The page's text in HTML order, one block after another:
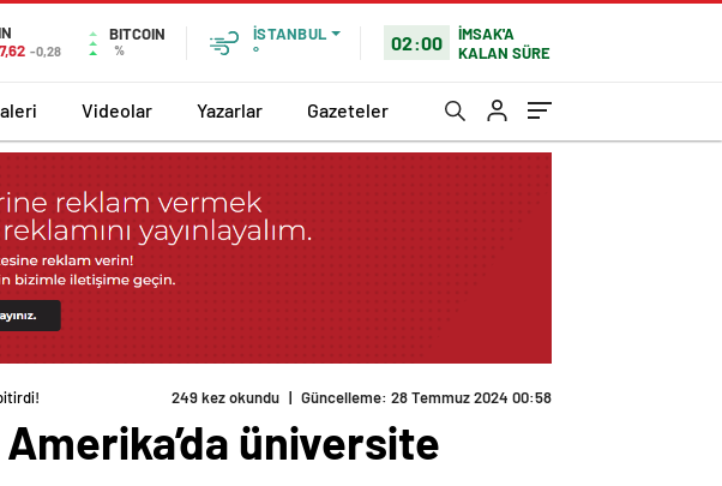
-0,28
BITCOIN
%
İSTANBUL
°
02:00
İMSAK'A
KALAN SÜRE
Videolar Yazarlar Gazeteler
249 kez okundu | Güncelleme: 28 Temmuz 2024 00:58
üniversite